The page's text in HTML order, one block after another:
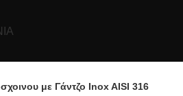
με Γάντζο Inox AISI 316